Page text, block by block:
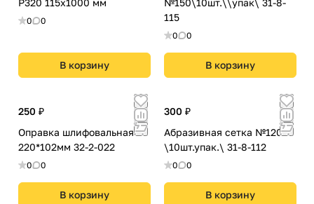
0 0
В корзину
115
0 0
В корзину
250 ₽
Оправка шлифовальная
220*102мм 32-2-022
0 0
В корзину
300 ₽
Абразивная сетка №120
\10шт.упак.\ 31-8-112
0 0
В корзину